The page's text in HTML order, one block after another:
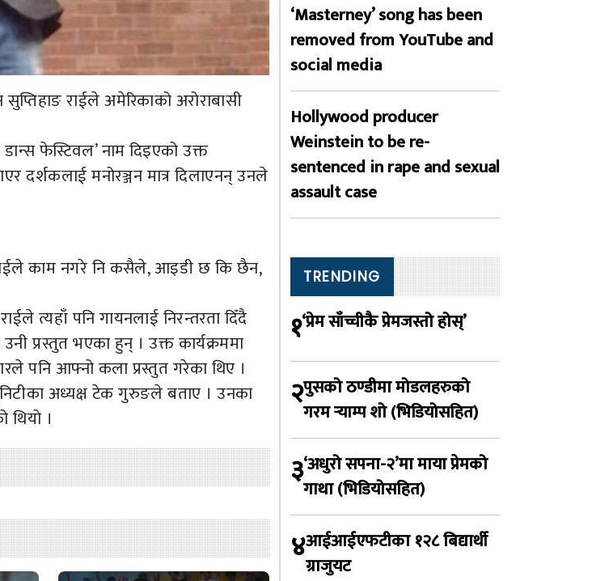
राईले अमेरिकाको अरोराबासी
फेस्टिवल’ नाम दिइएको उक्त
दर्शकलाई मनोरञ्जन मात्र दिलाएनन् उनले
राईले काम नगरे नि कसैले, आइडी छ कि छैन,
त्यहाँ पनि गायनलाई निरन्तरता दिँदै
प्रस्तुत भएका हुन् । उक्त कार्यक्रममा
पनि आफ्नो कला प्रस्तुत गरेका थिए ।
अध्यक्ष टेक गुरुङले बताए । उनका
थियो ।
‘Masterney’ song has been
removed from YouTube and
social media
Hollywood producer
Weinstein to be re-
sentenced in rape and sexual
assault case
TRENDING
१‘प्रेम साँच्चीकै प्रेमजस्तो होस्’
२पुसको ठण्डीमा मोडलहरुको
गरम र्‍याम्प शो (भिडियोसहित)
३‘अधुरो सपना-२’मा माया प्रेमको
गाथा (भिडियोसहित)
४आईआईएफटीका १२८ बिद्यार्थी
ग्राजुयट